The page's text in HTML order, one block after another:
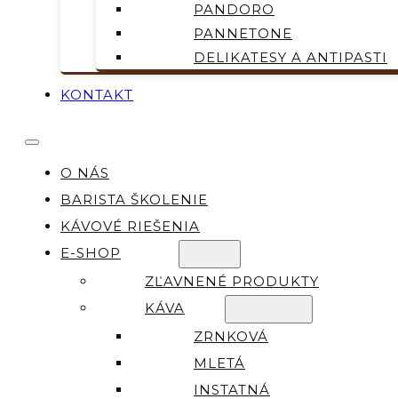
PANDORO
PANNETONE
DELIKATESY A ANTIPASTI
KONTAKT
O NÁS
BARISTA ŠKOLENIE
KÁVOVÉ RIEŠENIA
E-SHOP
ZĽAVNENÉ PRODUKTY
KÁVA
ZRNKOVÁ
MLETÁ
INSTATNÁ